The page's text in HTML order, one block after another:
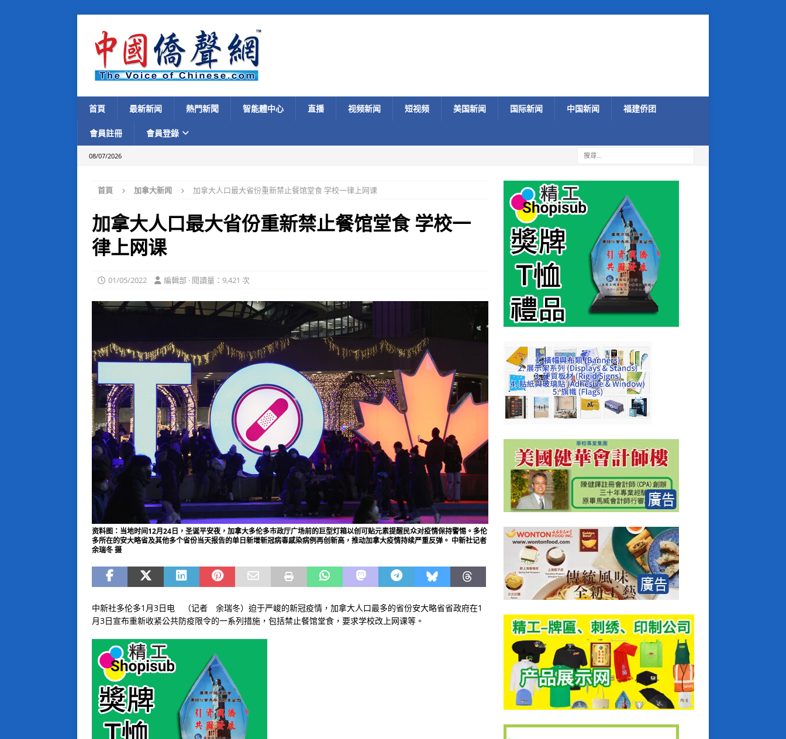
首頁 最新新闻 熱門新聞 智能體中心 直播 视频新闻 短视频 美国新闻 国际新闻 中国新闻 福建侨团
會員註冊 會員登錄
08/07/2026
首頁 加拿大新闻 加拿大人口最大省份重新禁止餐馆堂食 学校一律上网课
加拿大人口最大省份重新禁止餐馆堂食 学校一
律上网课
01/05/2022 編輯部 · 閱讀量：9,421 次
资料图：当地时间12月24日，圣诞平安夜，加拿大多伦多市政厅广场前的巨型灯箱以创可贴元素提醒民众对疫情保持警惕。多伦
多所在的安大略省及其他多个省份当天报告的单日新增新冠病毒感染病例再创新高，推动加拿大疫情持续严重反弹。 中新社记者
余瑞冬 摄
中新社多伦多1月3日电 （记者 余瑞冬）迫于严峻的新冠疫情，加拿大人口最多的省份安大略省省政府在1
月3日宣布重新收紧公共防疫限令的一系列措施，包括禁止餐馆堂食，要求学校改上网课等。